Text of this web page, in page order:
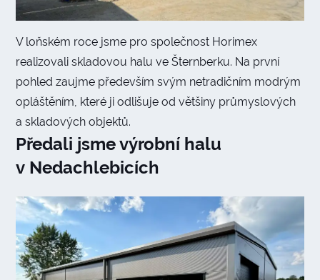
V loňském roce jsme pro společnost Horimex
realizovali skladovou halu ve Šternberku. Na první
pohled zaujme především svým netradičním modrým
opláštěním, které ji odlišuje od většiny průmyslových
a skladových objektů.
Předali jsme výrobní halu
v Nedachlebicích